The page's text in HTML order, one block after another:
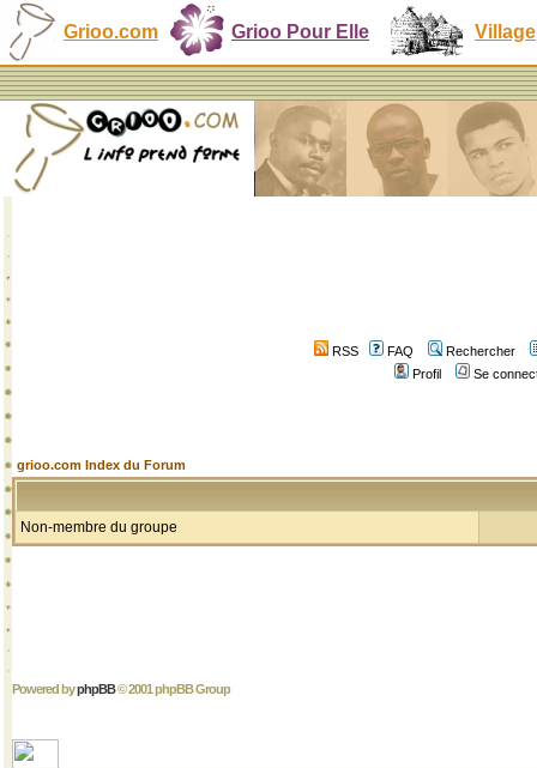
Grioo.com Grioo Pour Elle Village
RSS FAQ
Rechercher
Profil
Se
grioo.com Index du Forum
Non-membre du groupe
Powered byphpBB© 2001 phpBB Group